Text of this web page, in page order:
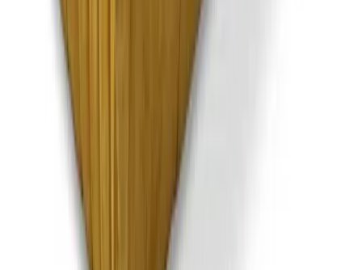
Есть дизайн-проект?
Подберём к нему всю мебель и декор
Отправьте файл спецификации или визуализации — и мы
соберём для вас полную подборку товаров